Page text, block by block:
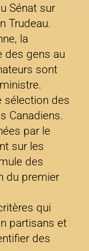
Sénat sur
Trudeau.
la
des gens au
sont
sélection des
Canadiens.
par le
sur les
des
du premier
qui
partisans et
des